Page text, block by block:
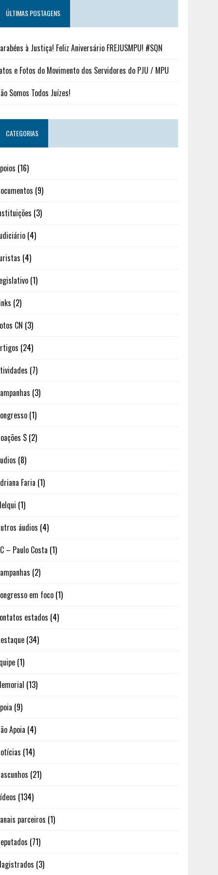
ÚLTIMAS POSTAGENS
à Justiça! Feliz Aniversário FREJUSMPU! #SQN
e Fotos do Movimento dos Servidores do PJU / MPU
Somos Todos Juízes!
CATEGORIAS
(16)
(9)
(3)
(4)
(4)
(1)
(2)
CN (3)
(24)
(7)
(3)
(1)
$ (2)
(8)
Faria (1)
(1)
áudios (4)
– Paulo Costa (1)
(2)
em foco (1)
estados (4)
(34)
(1)
(13)
(9)
Apoia (4)
(14)
(21)
(134)
parceiros (1)
(71)
(3)